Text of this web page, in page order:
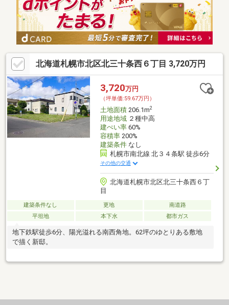
北海道札幌市北区北三十条西６丁目 3,720万円
3,720万円
（坪単価:59.67万円）
土地面積206.1m2
用途地域２種中高
建ぺい率60%
容積率200%
建築条件なし
札幌市南北線 北３４条駅 徒歩6分
その他の交通
北海道札幌市北区北三十条西６丁
目
建築条件なし 更地
南道路
平坦地
本下水 都市ガス
地下鉄駅徒歩6分、陽光溢れる南西角地。62坪のゆとりある敷地
で描く新邸。